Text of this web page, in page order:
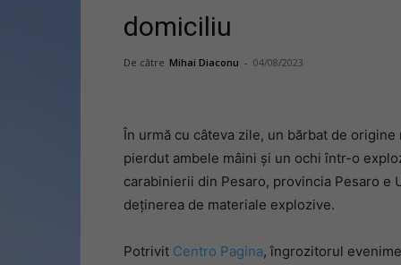
domiciliu
De către Mihai Diaconu - 04/08/2023
În urmă cu câteva zile, un bărbat de
pierdut ambele mâini și un ochi într-o
carabinierii din Pesaro, provincia Pesaro e
deținerea de materiale explozive.
Potrivit Centro Pagina, îngrozitorul